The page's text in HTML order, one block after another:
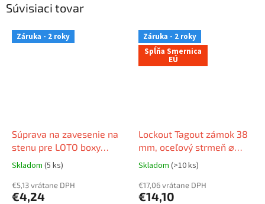
Súvisiaci tovar
Záruka - 2 roky
Súprava na zavesenie na
stenu pre LOTO boxy
LK01/LK02
Skladom (5 ks)
€5,13 vrátane DPH
€4,24
Záruka - 2 roky
Spĺňa Smernica
EÚ
Lockout Tagout zámok 38
mm, oceľový strmeň ⌀
6mm, nylonové telo
(nevodivé), rovná hrana,
EN štítok
Skladom (>10 ks)
€17,06 vrátane DPH
€14,10